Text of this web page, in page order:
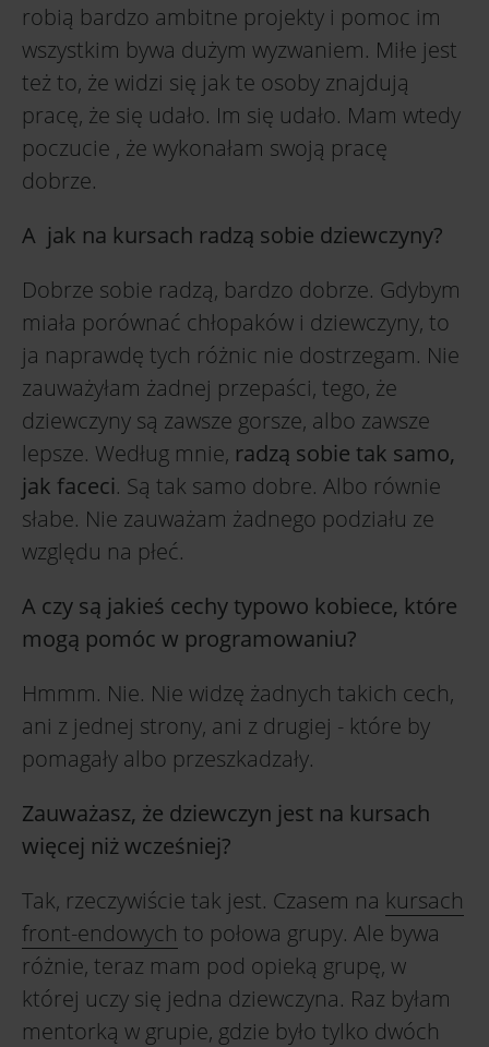
robią bardzo ambitne projekty i pomoc im
wszystkim bywa dużym wyzwaniem. Miłe jest
też to, że widzi się jak te osoby znajdują
pracę, że się udało. Im się udało. Mam wtedy
poczucie , że wykonałam swoją pracę
dobrze.
A jak na kursach radzą sobie dziewczyny?
Dobrze sobie radzą, bardzo dobrze. Gdybym
miała porównać chłopaków i dziewczyny, to
ja naprawdę tych różnic nie dostrzegam. Nie
zauważyłam żadnej przepaści, tego, że
dziewczyny są zawsze gorsze, albo zawsze
lepsze. Według mnie, radzą sobie tak samo,
jak faceci. Są tak samo dobre. Albo równie
słabe. Nie zauważam żadnego podziału ze
względu na płeć.
A czy są jakieś cechy typowo kobiece, które
mogą pomóc w programowaniu?
Hmmm. Nie. Nie widzę żadnych takich cech,
ani z jednej strony, ani z drugiej - które by
pomagały albo przeszkadzały.
Zauważasz, że dziewczyn jest na kursach
więcej niż wcześniej?
Tak, rzeczywiście tak jest. Czasem na kursach
front-endowych to połowa grupy. Ale bywa
różnie, teraz mam pod opieką grupę, w
której uczy się jedna dziewczyna. Raz byłam
mentorką w grupie, gdzie było tylko dwóch